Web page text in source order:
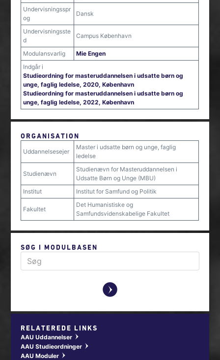
Undervisningsspr
og
Dansk
Undervisningsste
d
Campus København
Modulansvarlig
Mie Engen
Indgår i
Studieordning for masteruddannelsen i udsatte børn og
unge, faglig ledelse, 2020, København
Studieordning for masteruddannelsen i udsatte børn og
unge, faglig ledelse, 2022, København
ORGANISATION
Uddannelsesejer
Master i udsatte børn og unge, faglig
ledelse
Studienævn
Studienævn for Masteruddannelsen i
Udsatte Børn og Unge (MBU)
Institut
Institut for Samfund og Politik
Fakultet
Det Humanistiske og
Samfundsvidenskabelige Fakultet
SØG I MODULBASEN
y
RELATEREDE LINKS
AAU Uddannelser w
AAU Studieordninger w
AAU Moduler w